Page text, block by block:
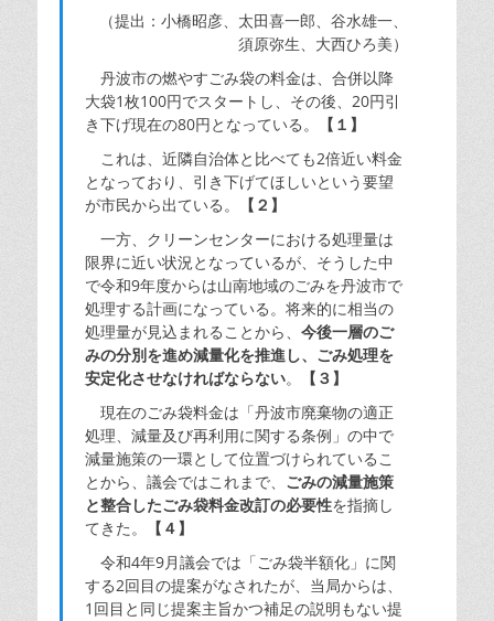
（提出：小橋昭彦、太田喜一郎、谷水雄一、
須原弥生、大西ひろ美）
丹波市の燃やすごみ袋の料金は、合併以降
大袋1枚100円でスタートし、その後、20円引
き下げ現在の80円となっている。
【１】
これは、近隣自治体と比べても2倍近い料金
となっており、引き下げてほしいという要望
が市民から出ている。
【２】
一方、クリーンセンターにおける処理量は
限界に近い状況となっているが、そうした中
で令和9年度からは山南地域のごみを丹波市で
処理する計画になっている。将来的に相当の
処理量が見込まれることから、 今後一層のご
みの分別を進め減量化を推進し、ごみ処理を
安定化させなければならない。
【３】
現在のごみ袋料金は「丹波市廃棄物の適正
処理、減量及び再利用に関する条例」の中で
減量施策の一環として位置づけられているこ
とから、議会ではこれまで、 ごみの減量施策
と整合したごみ袋料金改訂の必要性を指摘し
てきた。
【４】
令和4年9月議会では「ごみ袋半額化」に関
する2回目の提案がなされたが、当局からは、
1回目と同じ提案主旨かつ補足の説明もない提